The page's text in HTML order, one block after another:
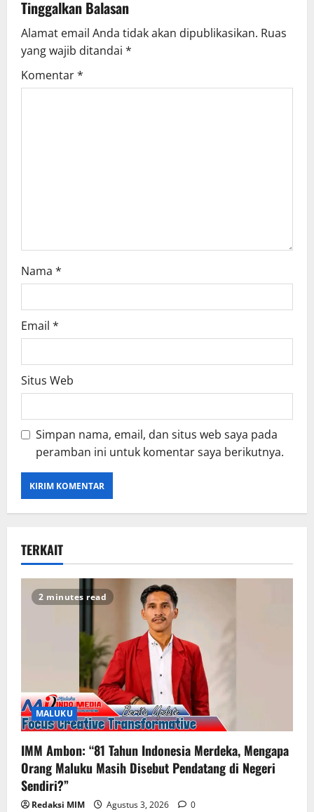
Tinggalkan Balasan
Alamat email Anda tidak akan dipublikasikan. Ruas
yang wajib ditandai *
Komentar*
Nama *
Email *
Situs Web
Simpan nama, email, dan situs web saya pada
peramban ini untuk komentar saya berikutnya.
TERKAIT
2 minutes read
MALUKU
IMM Ambon: “81 Tahun Indonesia Merdeka, Mengapa
Orang Maluku Masih Disebut Pendatang di Negeri
Sendiri?”
Redaksi MIM Agustus 3, 2026 0